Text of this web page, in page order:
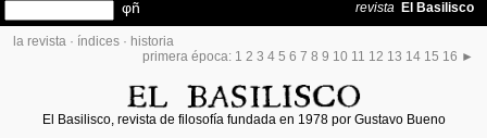
la revista · índices · historia
primera época: 1 2 3 4 5 6 7 8 9 10 11 12 13 14 15 16 ►
El Basilisco, revista de filosofía fundada en 1978 por Gustavo Bueno